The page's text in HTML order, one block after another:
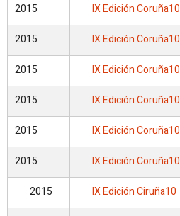
2015 IX Edición Coruña10
2015 IX Edición Coruña10
2015 IX Edición Coruña10
2015 IX Edición Coruña10
2015 IX Edición Coruña10
2015 IX Edición Coruña10
2015 IX Edición Ciruña10